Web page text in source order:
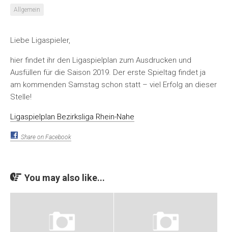
Allgemein
Liebe Ligaspieler,
hier findet ihr den Ligaspielplan zum Ausdrucken und
Ausfüllen für die Saison 2019. Der erste Spieltag findet ja
am kommenden Samstag schon statt – viel Erfolg an dieser
Stelle!
Ligaspielplan Bezirksliga Rhein-Nahe
Share on Facebook
You may also like...